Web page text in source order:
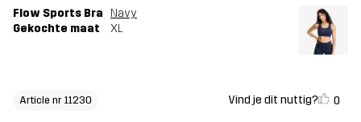
Flow Sports Bra
Navy
Gekochte maat
XL
Article nr 11230 Vind je dit nuttig? 0